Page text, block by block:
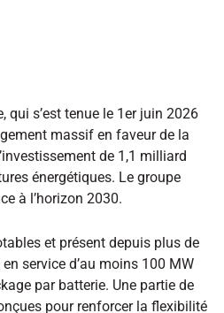
qui s’est tenue le 1er juin 2026
massif en faveur de la
de 1,1 milliard
énergétiques. Le groupe
à l’horizon 2030.
et présent depuis plus de
service d’au moins 100 MW
par batterie. Une partie de
pour renforcer la flexibilité